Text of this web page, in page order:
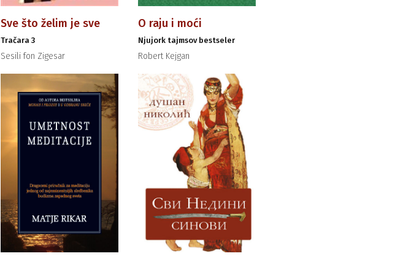
Sve što želim je sve
Tračara 3
Sesili fon Zigesar
O raju i moći
Njujork tajmsov bestseler
Robert Kejgan